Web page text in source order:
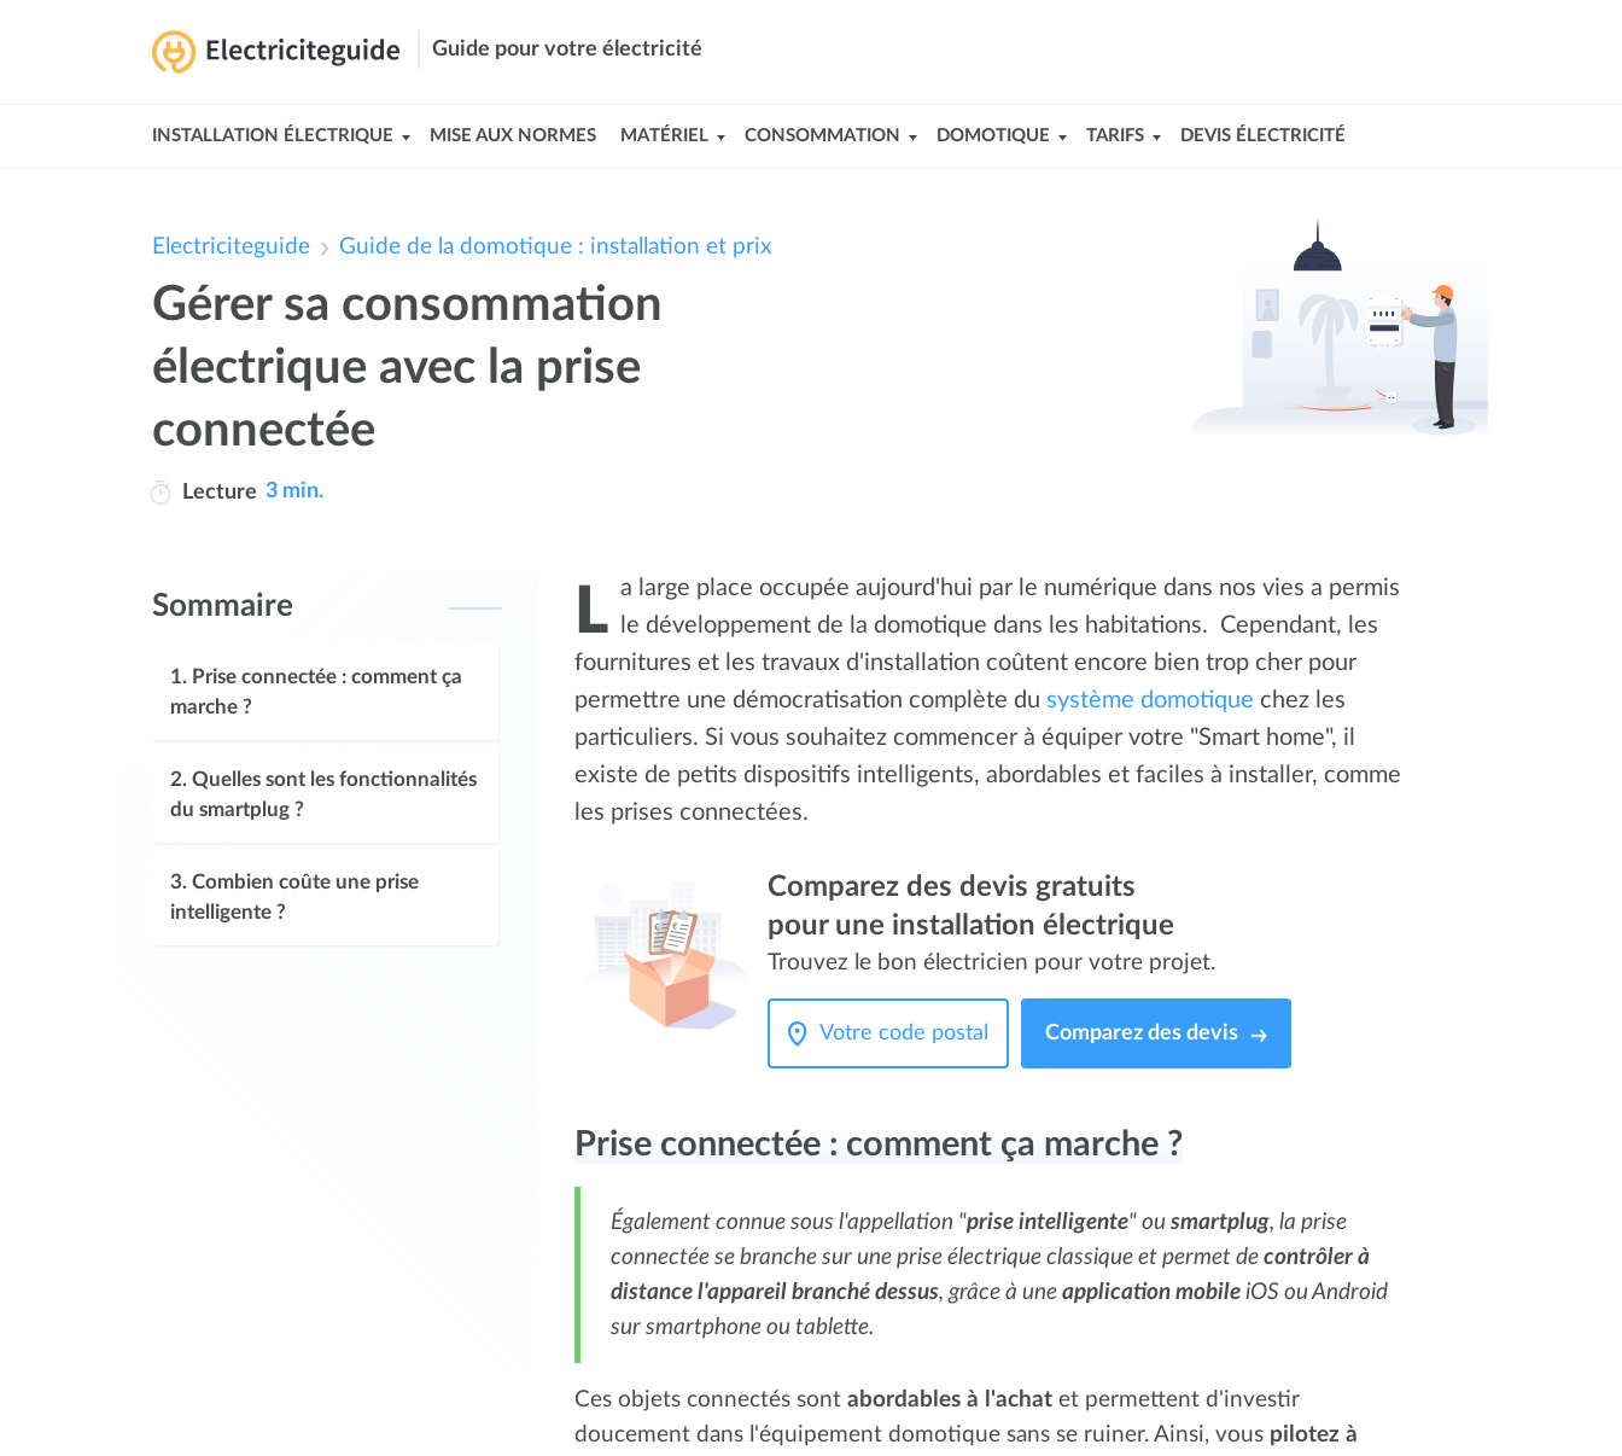
Guide pour votre électricité
INSTALLATION ÉLECTRIQUE MISE AUX NORMES MATÉRIEL CONSOMMATION DOMOTIQUE TARIFS DEVIS ÉLECTRICITÉ
Electriciteguide Guide de la domotique : installation et prix
Gérer sa consommation
électrique avec la prise
connectée
Lecture 3 min.
Sommaire
1. Prise connectée : comment ça
marche ?
2. Quelles sont les fonctionnalités
du smartplug ?
3. Combien coûte une prise
intelligente ?
L a large place occupée aujourd'hui par le numérique dans nos vies a permis
le développement de la domotique dans les habitations. Cependant, les
fournitures et les travaux d'installation coûtent encore bien trop cher pour
permettre une démocratisation complète du système domotique chez les
particuliers. Si vous souhaitez commencer à équiper votre "Smart home", il
existe de petits dispositifs intelligents, abordables et faciles à installer, comme
les prises connectées.
Comparez des devis gratuits
pour une installation électrique
Trouvez le bon électricien pour votre projet.
Comparez des devis
Prise connectée : comment ça marche ?
Également connue sous l'appellation "prise intelligente" ou smartplug, la prise
connectée se branche sur une prise électrique classique et permet de contrôler à
distance l'appareil branché dessus, grâce à une application mobile iOS ou Android
sur smartphone ou tablette.
Ces objets connectés sont abordables à l'achat et permettent d'investir
doucement dans l'équipement domotique sans se ruiner. Ainsi, vous pilotez à